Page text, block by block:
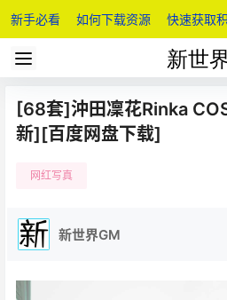
新手必看 如何下载资源 快速获取
[68套]沖田凜花Rinka
新][百度网盘下载]
网红写真
新世界GM